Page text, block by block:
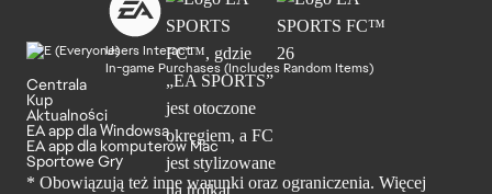
Users Interact
In-game Purchases (Includes Random Items)
Centrala
Kup
Aktualności
EA app dla Windowsa
EA app dla komputerów Mac
Sportowe Gry
* Obowiązują też inne warunki oraz ograniczenia. Więcej